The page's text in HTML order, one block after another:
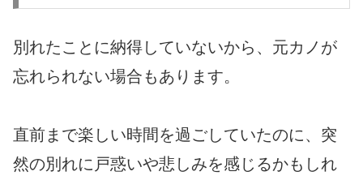
別れたことに納得していないから、元カノが
忘れられない場合もあります。
直前まで楽しい時間を過ごしていたのに、突
然の別れに戸惑いや悲しみを感じるかもしれ